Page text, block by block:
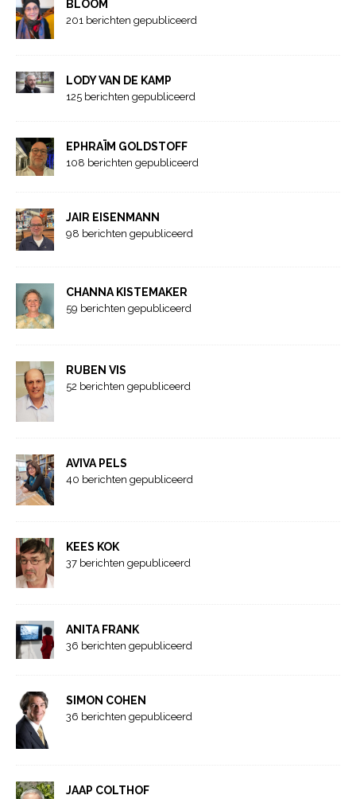
BLOOM
201 berichten gepubliceerd
LODY VAN DE KAMP
125 berichten gepubliceerd
EPHRAÏM GOLDSTOFF
108 berichten gepubliceerd
JAIR EISENMANN
98 berichten gepubliceerd
CHANNA KISTEMAKER
59 berichten gepubliceerd
RUBEN VIS
52 berichten gepubliceerd
AVIVA PELS
40 berichten gepubliceerd
KEES KOK
37 berichten gepubliceerd
ANITA FRANK
36 berichten gepubliceerd
SIMON COHEN
36 berichten gepubliceerd
JAAP COLTHOF